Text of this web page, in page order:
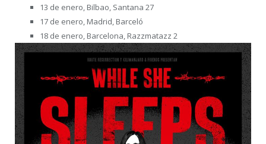
13 de enero, Bilbao, Santana 27
17 de enero, Madrid, Barceló
18 de enero, Barcelona, Razzmatazz 2